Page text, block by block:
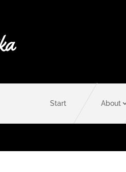
Start About